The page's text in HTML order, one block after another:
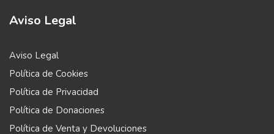
Aviso Legal
Aviso Legal
Política de Cookies
Política de Privacidad
Política de Donaciones
Política de Venta y Devoluciones